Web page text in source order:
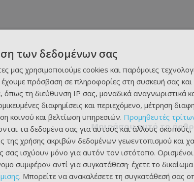
Μοιράσου αυτό το άρθρο
των δεδομένων σας
μας χρησιμοποιούμε cookies και παρόμοιες
πρόσβαση σε πληροφορίες στη συσκευή σας
τη διεύθυνση IP σας, μοναδικά αναγνωριστικά
διαφημίσεις και περιεχόμενο, μέτρηση
κοινού και βελτίωση υπηρεσιών. Προμηθευτές
τα δεδομένα σας για αυτούς και άλλους σκοπούς,
της χρήσης ακριβών δεδομένων γεωεντοπισμού και
σας ισχύουν μόνο για αυτόν τον ιστότοπο.
συμφέρον αντί για συγκατάθεση· έχετε το
. Μπορείτε να ανακαλέσετε τη συγκατάθεσή σας